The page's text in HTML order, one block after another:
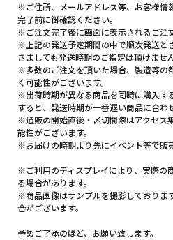
※ご住所、メールアドレス等、お客様情
完了前に御確認ください。
※ご注文完了後に画面に表示されるご注
※上記の発送予定期間の中で順次発送と
きましても発送時期のご指定は頂けません
※多数のご注文を頂いた場合、製造等の
く可能性がございます。
※出荷時期が異なる商品を同時に購入す
すると、発送時期が一番遅い商品に合わ
※通販の開始直後・〆切間際はアクセス
能性がございます。
※お届けの時期より先にイベント等で販
※ご利用のディスプレイにより、実際の
る場合があります。
※商品画像はサンプルを撮影しておりま
合がございます。
予めご了承のほど、お願い致します。